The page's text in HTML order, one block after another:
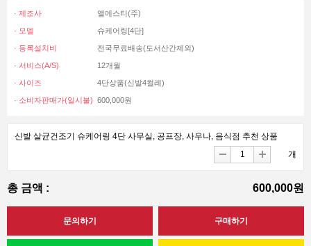
· 제조사 앨에스티(주)
· 모델 슈케어링[4단]
· 등록설치비 전국무료배송(도서산간제외)
· 서비스(A/S) 12개월
· 사이즈 4단상품(신발4컬레)
· 소비자판매가(일시불) 600,000원
신발 살균건조기 슈케어링 4단 사무실, 공프장, 사우나, 음식점 추천 상품
개
총 금액 : 600,000원